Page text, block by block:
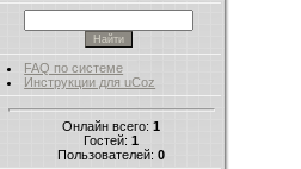
FAQ по системе
Инструкции для uCoz
Онлайн всего: 1
Гостей: 1
Пользователей: 0